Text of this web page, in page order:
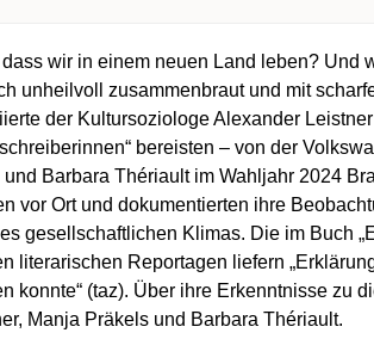
wir in einem neuen Land leben? Und
unheilvoll zusammenbraut und mit
der Kultursoziologe Alexander
bereisten – von der
Barbara Thériault im Wahljahr 2024
vor Ort und dokumentierten ihre
gesellschaftlichen Klimas. Die im Buch
literarischen Reportagen liefern
konnte“ (taz). Über ihre Erkenntnisse zu
Manja Präkels und Barbara Thériault.